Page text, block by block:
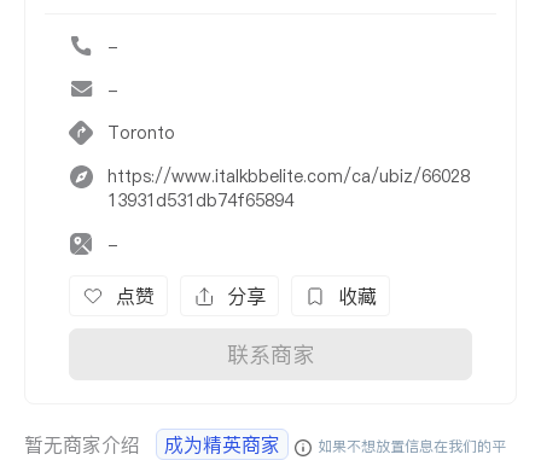
-
-
Toronto
https://www.italkbbelite.com/ca/ubiz/66028
13931d531db74f65894
-
点赞 分享 收藏
联系商家
暂无商家介绍 成为精英商家
如果不想放置信息在我们的平